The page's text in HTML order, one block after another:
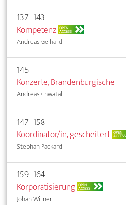
137–143
Kompetenz OPEN
ACCESS
Andreas Gelhard
145
Konzerte, Brandenburgische
Andreas Chwatal
147–158
Koordinator/in, gescheitert OPEN
ACCESS
Stephan Packard
159–164
Korporatisierung OPEN
ACCESS
Johan Willner